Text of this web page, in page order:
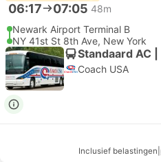
06:17 07:05 48m
Newark Airport Terminal B
NY 41st St 8th Ave, New York
Standaard AC |
Coach USA
Inclusief belastingen